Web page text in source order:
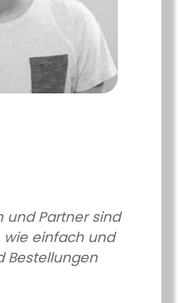
und Partner sind
wie einfach und
Bestellungen